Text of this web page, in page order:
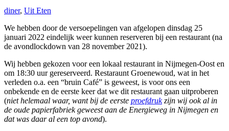
diner, Uit Eten
We hebben door de versoepelingen van afgelopen dinsdag 25
januari 2022 eindelijk weer kunnen reserveren bij een restaurant (na
de avondlockdown van 28 november 2021).
Wij hebben gekozen voor een lokaal restaurant in Nijmegen-Oost en
om 18:30 uur gereserveerd. Restaraunt Groenewoud, wat in het
verleden o.a. een “bruin Café” is geweest, is voor ons een
onbekende en de eerste keer dat we dit restaurant gaan uitproberen
(niet helemaal waar, want bij de eerste proefdrukzijn wij ook al in
de oude papierfabriek geweest aan de Energieweg in Nijmegen en
dat was daar al een top avond).